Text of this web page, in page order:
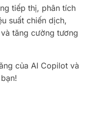
tiếp thị, phân tích
suất chiến dịch,
tăng cường tương
của AI Copilot và